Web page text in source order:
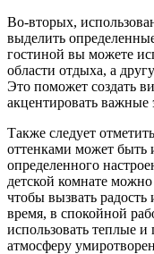
Во-вторых,
выделить
гостиной вы можете
области отдыха, а
Это поможет создать
акцентировать важные
Также следует
оттенками может быть
определенного
детской комнате
чтобы вызвать
время, в спокойной
использовать теплые
атмосферу